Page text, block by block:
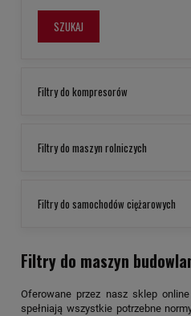
SZUKAJ
Filtry do kompresorów
Filtry do maszyn rolniczych
Filtry do samochodów ciężarowych
Filtry do maszyn
Oferowane przez nasz sklep
spełniają wszystkie potrzebne